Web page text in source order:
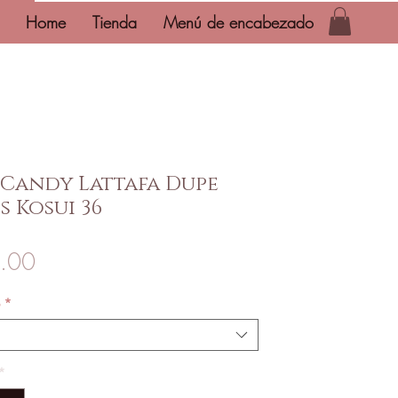
Home Tienda Menú de encabezado
Lattafa Dupe
Kosui 36
*
*